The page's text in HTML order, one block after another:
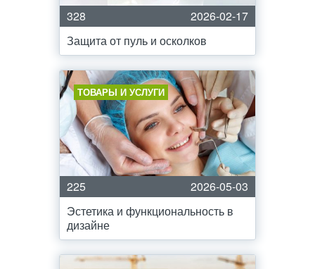
328
2026-02-17
Защита от пуль и осколков
ТОВАРЫ И УСЛУГИ
225
2026-05-03
Эстетика и функциональность в
дизайне